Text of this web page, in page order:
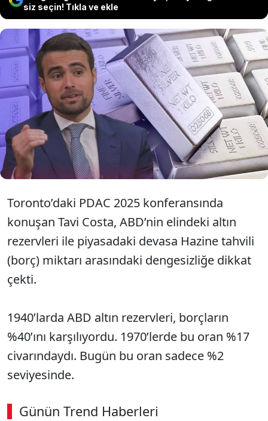
siz seçin! Tıkla ve ekle
Altın ve gümüş piyasalarında yer yerinden
oynayacak bir döneme mi giriyoruz? Crescat
Capital’in ünlü stratejisti Tavi Costa, altın
fiyatlarının mevcut ekonomik gerçeklerle
yeniden değerlenmesi durumunda hayal bile
edilemeyecek seviyelere ulaşabileceğini iddia
ediyor.
Toronto’daki PDAC 2025 konferansında
konuşan Tavi Costa, ABD’nin elindeki altın
rezervleri ile piyasadaki devasa Hazine tahvili
(borç) miktarı arasındaki dengesizliğe dikkat
çekti.
1940’larda ABD altın rezervleri, borçların
%40’ını karşılıyordu. 1970’lerde bu oran %17
civarındaydı. Bugün bu oran sadece %2
seviyesinde.
Günün Trend Haberleri